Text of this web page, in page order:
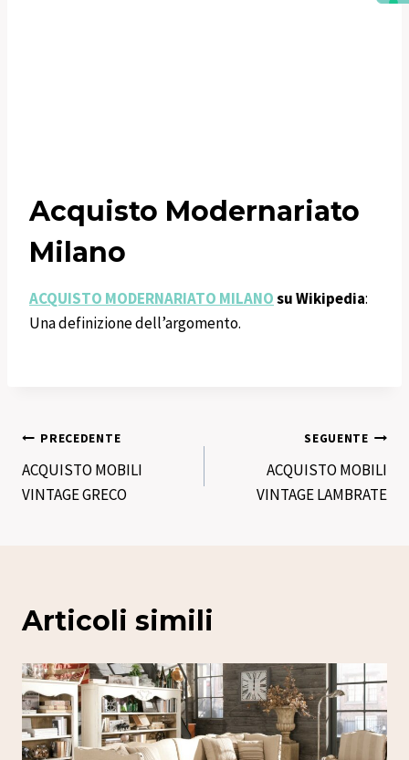
Acquisto Modernariato
Milano
ACQUISTO MODERNARIATO MILANOsu Wikipedia:
Una definizione dell’argomento.
Navigazione
articoli
PRECEDENTE
ACQUISTO MOBILI
VINTAGE GRECO
SEGUENTE
ACQUISTO MOBILI
VINTAGE LAMBRATE
Articoli simili